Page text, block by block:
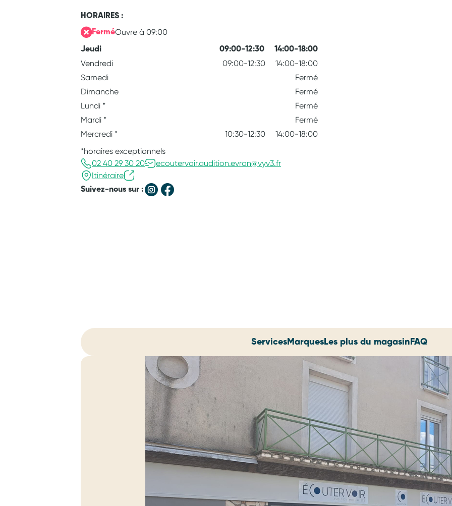
HORAIRES :
FerméOuvre à 09:00
Jeudi 09:00-12:30 14:00-18:00
Vendredi 09:00-12:30
14:00-18:00
Samedi
Fermé
Dimanche
Fermé
Lundi *
Fermé
Mardi *
Fermé
Mercredi * 10:30-12:30
14:00-18:00
*horaires exceptionnels
02 40 29 30 20
ecoutervoir.audition.evron@vyv3.fr
Itinéraire
Suivez-nous sur :
ServicesMarquesLes plus du magasin FAQ